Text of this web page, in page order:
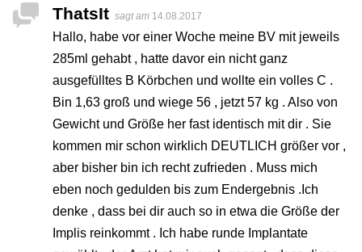
ThatsIt sagt am 14.08.2017
Hallo, habe vor einer Woche meine BV mit jeweils
285ml gehabt , hatte davor ein nicht ganz
ausgefülltes B Körbchen und wollte ein volles C .
Bin 1,63 groß und wiege 56 , jetzt 57 kg . Also von
Gewicht und Größe her fast identisch mit dir . Sie
kommen mir schon wirklich DEUTLICH größer vor ,
aber bisher bin ich recht zufrieden . Muss mich
eben noch gedulden bis zum Endergebnis .Ich
denke , dass bei dir auch so in etwa die Größe der
Implis reinkommt . Ich habe runde Implantate